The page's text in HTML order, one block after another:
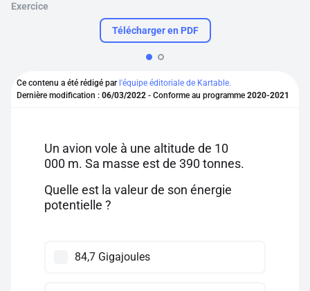
Se connecter
S'inscrire gratuitement
Pour profiter de 10 contenus offerts.
Exercice
Télécharger en PDF
Ce contenu a été rédigé par l'équipe éditoriale de Kartable.
Dernière modification : 06/03/2022 - Conforme au programme 2020-2021
Un avion vole à une altitude de 10
000 m. Sa masse est de 390 tonnes.
Quelle est la valeur de son énergie
potentielle ?
84,7 Gigajoules